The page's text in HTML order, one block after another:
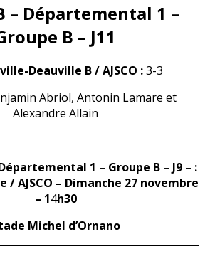
– Départemental 1 –
B – J11
Deauville B / AJSCO :3-3
Abriol, Antonin Lamare et
Alexandre Allain
1 – Groupe B – J9 – :
/ AJSCO – Dimanche 27 novembre
– 14h30
Michel d’Ornano